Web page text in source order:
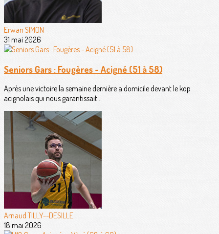
Erwan SIMON
31 mai 2026
Seniors Gars : Fougères - Acigné (51 à 58)
Après une victoire la semaine dernière a domicile devant le kop
acignolais qui nous garantissait...
Arnaud TILLY--DESILLE
18 mai 2026